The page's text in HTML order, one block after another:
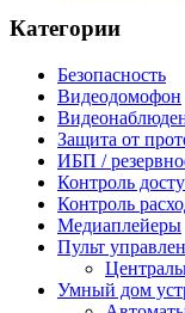
Категории
Безопасность
Видеодомофон
Защита от
ИБП /
Контроль
Контроль
Медиаплейеры
Пульт
Умный дом